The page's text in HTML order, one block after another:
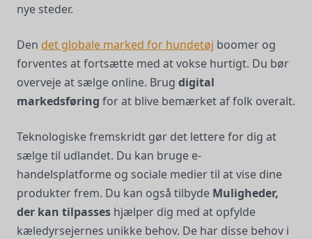
nye steder.
Den det globale marked for hundetøj boomer og
forventes at fortsætte med at vokse hurtigt. Du bør
overveje at sælge online. Brug digital
markedsføring for at blive bemærket af folk overalt.
Teknologiske fremskridt gør det lettere for dig at
sælge til udlandet. Du kan bruge e-
handelsplatforme og sociale medier til at vise dine
produkter frem. Du kan også tilbyde Muligheder,
der kan tilpasses hjælper dig med at opfylde
kæledyrsejernes unikke behov. De har disse behov i